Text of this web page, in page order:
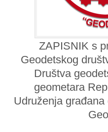
ZAPISNIK s
Geodetskog
Društva
geometara
Udruženja